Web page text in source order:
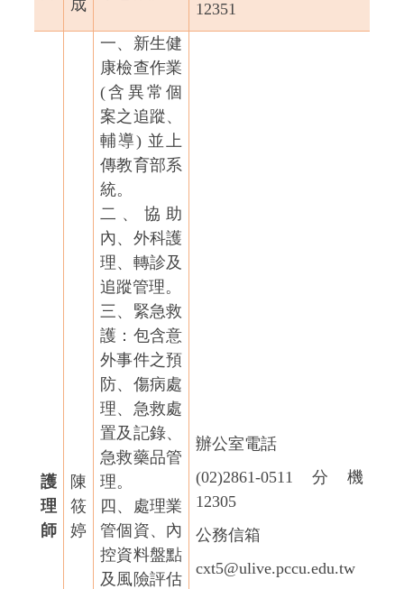
成
12351
護
理
師
陳
筱
婷
一、新生健
康檢查作業
(含異常個
案之追蹤、
輔導) 並上
傳教育部系
統。
二、協助
內、外科護
理、轉診及
追蹤管理。
三、緊急救
護：包含意
外事件之預
防、傷病處
理、急救處
置及記錄、
急救藥品管
理。
四、處理業
管個資、內
控資料盤點
及風險評估
辦公室電話
(02)2861-0511 分機
12305
公務信箱
cxt5@ulive.pccu.edu.tw